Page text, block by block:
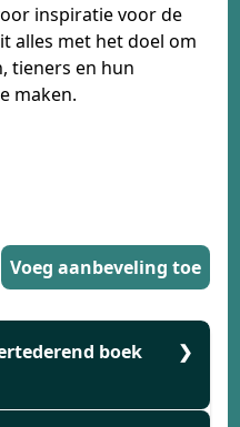
inspiratie voor de
alles met het doel om
tieners en hun
maken.
Voeg aanbeveling toe
boek